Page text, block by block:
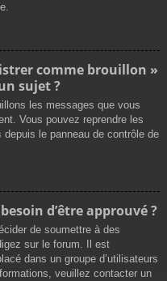
comme brouillon »
sujet ?
les messages que vous
Vous pouvez reprendre les
le panneau de contrôle de
d’être approuvé ?
de soumettre à des
sur le forum. Il est
dans un groupe d’utilisateurs
veuillez contacter un